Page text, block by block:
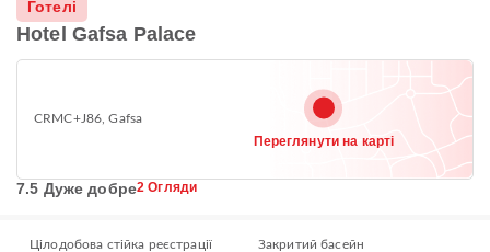
Готелі
Hotel Gafsa Palace
CRMC+J86, Gafsa
Переглянути на карті
7.5 Дуже добре2 Огляди
Цілодобова стійка реєстрації Закритий басейн